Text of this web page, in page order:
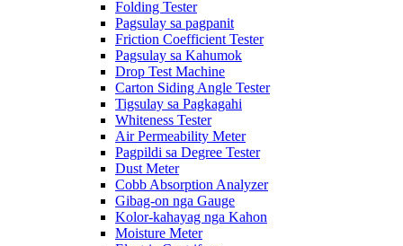
Folding Tester
Pagsulay sa pagpanit
Friction Coefficient Tester
Pagsulay sa Kahumok
Drop Test Machine
Carton Siding Angle Tester
Tigsulay sa Pagkagahi
Whiteness Tester
Air Permeability Meter
Pagpildi sa Degree Tester
Dust Meter
Cobb Absorption Analyzer
Gibag-on nga Gauge
Kolor-kahayag nga Kahon
Moisture Meter